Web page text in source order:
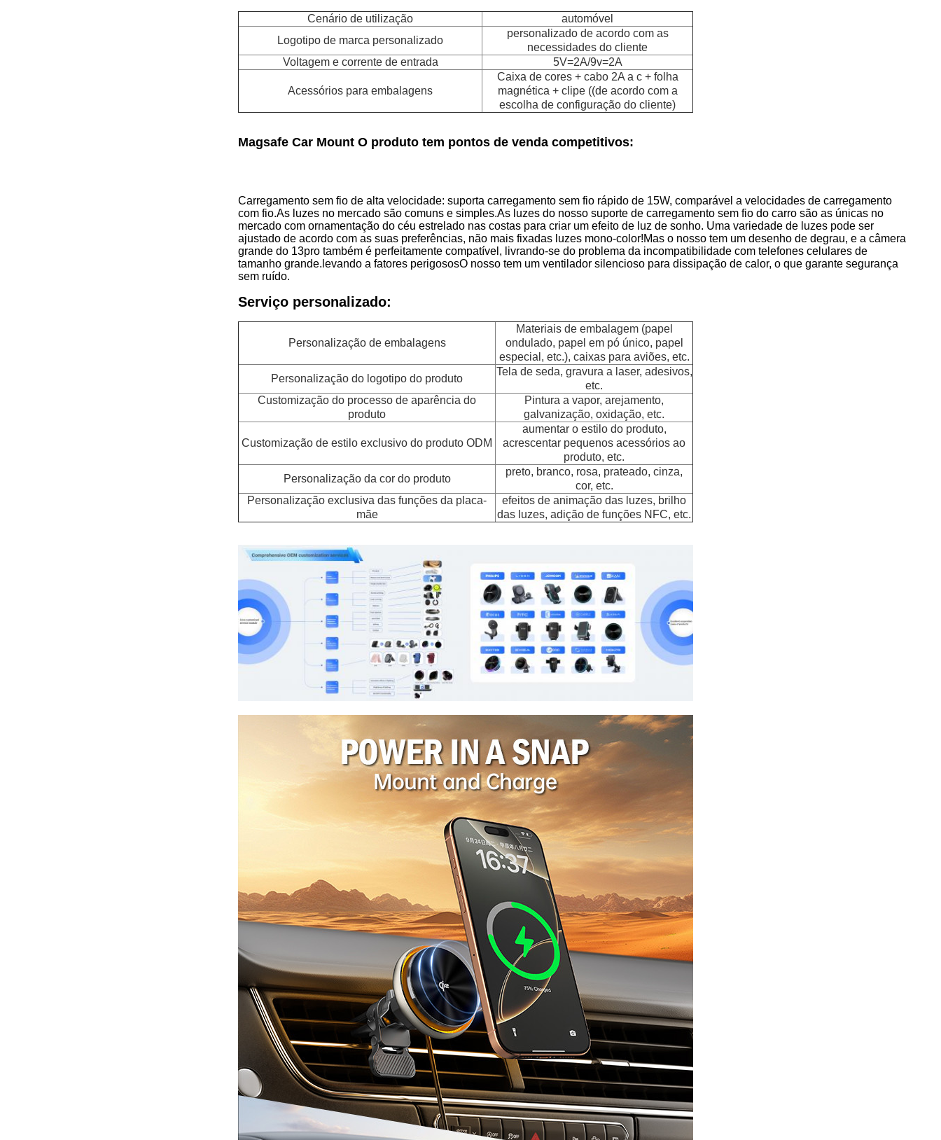
Cenário de utilização
automóvel
Logotipo de marca personalizado
personalizado de acordo com as
necessidades do cliente
Voltagem e corrente de entrada
5V=2A/9v=2A
Acessórios para embalagens
Caixa de cores + cabo 2A a c + folha
magnética + clipe ((de acordo com a
escolha de configuração do cliente)
Magsafe Car Mount O produto tem pontos de venda competitivos:
Carregamento sem fio de alta velocidade: suporta carregamento sem fio rápido de 15W, comparável a velocidades de carregamento
com fio.As luzes no mercado são comuns e simples.As luzes do nosso suporte de carregamento sem fio do carro são as únicas no
mercado com ornamentação do céu estrelado nas costas para criar um efeito de luz de sonho. Uma variedade de luzes pode ser
ajustado de acordo com as suas preferências, não mais fixadas luzes mono-color!Mas o nosso tem um desenho de degrau, e a câmera
grande do 13pro também é perfeitamente compatível, livrando-se do problema da incompatibilidade com telefones celulares de
tamanho grande.levando a fatores perigososO nosso tem um ventilador silencioso para dissipação de calor, o que garante segurança
sem ruído.
Serviço personalizado:
Personalização de embalagens
Materiais de embalagem (papel
ondulado, papel em pó único, papel
especial, etc.), caixas para aviões, etc.
Personalização do logotipo do produto
Tela de seda, gravura a laser, adesivos,
etc.
Customização do processo de aparência do
produto
Pintura a vapor, arejamento,
galvanização, oxidação, etc.
Customização de estilo exclusivo do produto ODM
aumentar o estilo do produto,
acrescentar pequenos acessórios ao
produto, etc.
Personalização da cor do produto
preto, branco, rosa, prateado, cinza,
cor, etc.
Personalização exclusiva das funções da placa-
mãe
efeitos de animação das luzes, brilho
das luzes, adição de funções NFC, etc.